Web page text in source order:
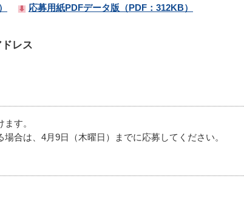
応募用紙PDFデータ版（PDF：312KB）
レス
す。
合は、4月9日（木曜日）までに応募してください。